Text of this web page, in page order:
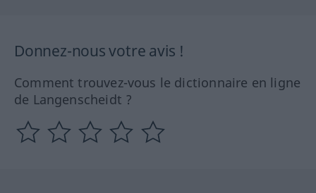
Donnez-nous votre avis !
Comment trouvez-vous le dictionnaire en ligne
de Langenscheidt ?